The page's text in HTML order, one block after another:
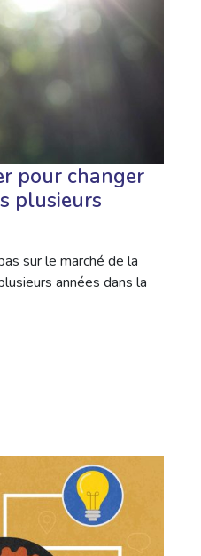
pour changer
plusieurs
sur le marché de la
années dans la